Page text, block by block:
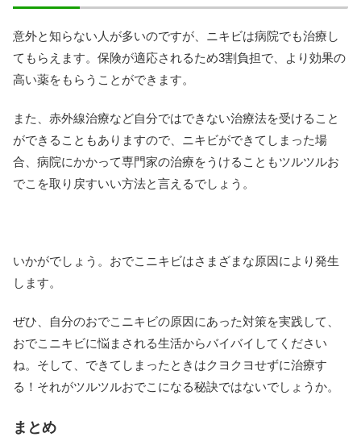
意外と知らない人が多いのですが、ニキビは病院でも治療し
てもらえます。保険が適応されるため3割負担で、より効果の
高い薬をもらうことができます。
また、赤外線治療など自分ではできない治療法を受けること
ができることもありますので、ニキビができてしまった場
合、病院にかかって専門家の治療をうけることもツルツルお
でこを取り戻すいい方法と言えるでしょう。
いかがでしょう。おでこニキビはさまざまな原因により発生
します。
ぜひ、自分のおでこニキビの原因にあった対策を実践して、
おでこニキビに悩まされる生活からバイバイしてください
ね。そして、できてしまったときはクヨクヨせずに治療す
る！それがツルツルおでこになる秘訣ではないでしょうか。
まとめ